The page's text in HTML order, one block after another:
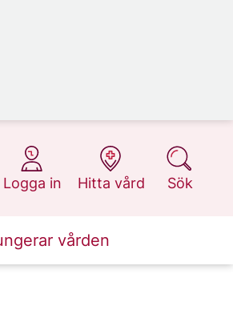
Logga in
på 1177.se
Hitta vård
på 1177.se
Sök
på 1177.se
vården